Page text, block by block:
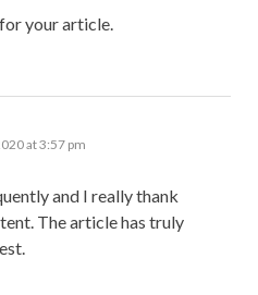
your article.
at 3:57 pm
and I really thank
The article has truly